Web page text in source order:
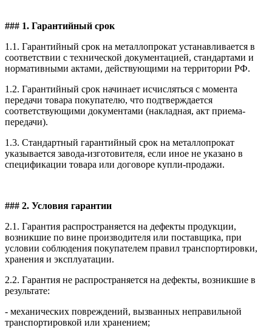
### 1. Гарантийный срок
1.1. Гарантийный срок на металлопрокат устанавливается в
соответствии с технической документацией, стандартами и
нормативными актами, действующими на территории РФ.
1.2. Гарантийный срок начинает исчисляться с момента
передачи товара покупателю, что подтверждается
соответствующими документами (накладная, акт приема-
передачи).
1.3. Стандартный гарантийный срок на металлопрокат
указывается завода-изготовителя, если иное не указано в
спецификации товара или договоре купли-продажи.
### 2. Условия гарантии
2.1. Гарантия распространяется на дефекты продукции,
возникшие по вине производителя или поставщика, при
условии соблюдения покупателем правил транспортировки,
хранения и эксплуатации.
2.2. Гарантия не распространяется на дефекты, возникшие в
результате:
- механических повреждений, вызванных неправильной
транспортировкой или хранением;